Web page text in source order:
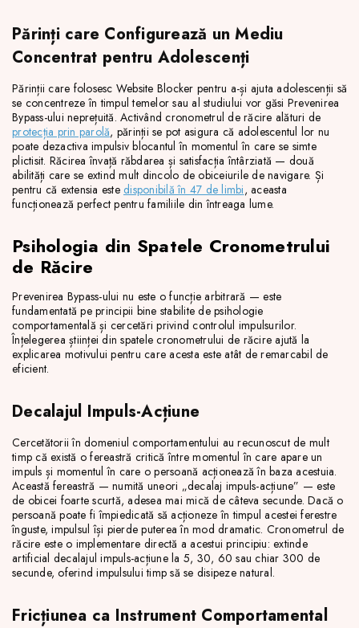
Părinți care Configurează un Mediu
Concentrat pentru Adolescenți
Părinții care folosesc Website Blocker pentru a-și ajuta adolescenții să
se concentreze în timpul temelor sau al studiului vor găsi Prevenirea
Bypass-ului neprețuită. Activând cronometrul de răcire alături de
protecția prin parolă, părinții se pot asigura că adolescentul lor nu
poate dezactiva impulsiv blocantul în momentul în care se simte
plictisit. Răcirea învață răbdarea și satisfacția întârziată — două
abilități care se extind mult dincolo de obiceiurile de navigare. Și
pentru că extensia este disponibilă în 47 de limbi, aceasta
funcționează perfect pentru familiile din întreaga lume.
Psihologia din Spatele Cronometrului
de Răcire
Prevenirea Bypass-ului nu este o funcție arbitrară — este
fundamentată pe principii bine stabilite de psihologie
comportamentală și cercetări privind controlul impulsurilor.
Înțelegerea științei din spatele cronometrului de răcire ajută la
explicarea motivului pentru care acesta este atât de remarcabil de
eficient.
Decalajul Impuls-Acțiune
Cercetătorii în domeniul comportamentului au recunoscut de mult
timp că există o fereastră critică între momentul în care apare un
impuls și momentul în care o persoană acționează în baza acestuia.
Această fereastră — numită uneori „decalaj impuls-acțiune” — este
de obicei foarte scurtă, adesea mai mică de câteva secunde. Dacă o
persoană poate fi împiedicată să acționeze în timpul acestei ferestre
înguste, impulsul își pierde puterea în mod dramatic. Cronometrul de
răcire este o implementare directă a acestui principiu: extinde
artificial decalajul impuls-acțiune la 5, 30, 60 sau chiar 300 de
secunde, oferind impulsului timp să se disipeze natural.
Fricțiunea ca Instrument Comportamental